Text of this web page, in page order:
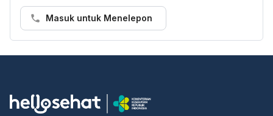
Masuk untuk Menelepon
microscope, dental laser, sterilization room, dan ruangan
pendukung seperti kamar laktasi, kafetaria, lobi tunggu, dan
tempat ibadah.
menambah pengetahuan dari semua individu, sehingga
menambah kualitas pelayanan kepada pasien.